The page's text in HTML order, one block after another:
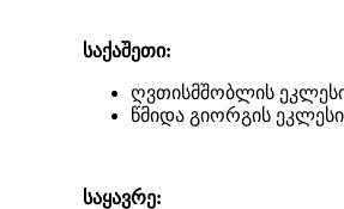
საქაშეთი:
ღვთისმშობლის
წმიდა გიორგის
საყავრე: